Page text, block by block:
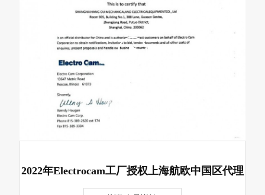
2022年Electrocam工厂授权上海航欧中国区代理